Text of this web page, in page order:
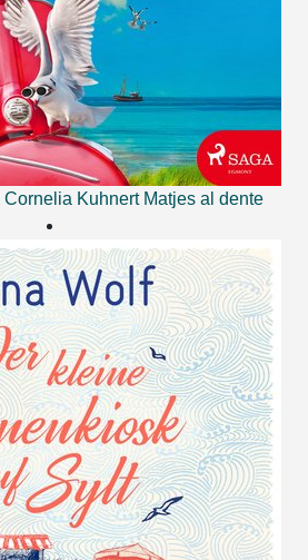
Cornelia Kuhnert Matjes al dente